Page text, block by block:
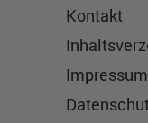
Kontakt
Impressum